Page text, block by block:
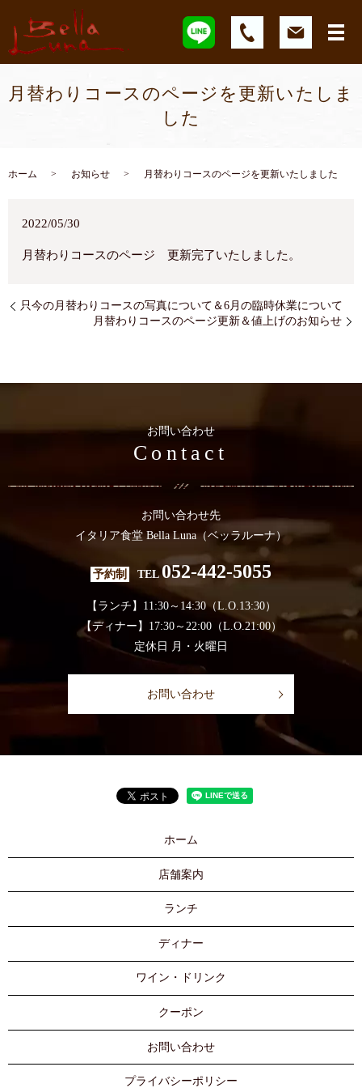
月替わりコースのページを更新いたしま
した
ホーム お知らせ 月替わりコースのページを更新いたしました
2022/05/30
月替わりコースのページ 更新完了いたしました。
只今の月替わりコースの写真について＆6月の臨時休業について
月替わりコースのページ更新＆値上げのお知らせ
お問い合わせ
Contact
お問い合わせ先
イタリア食堂 Bella Luna（ベッラルーナ）
予約制 TEL052-442-5055
【ランチ】11:30～14:30（L.O.13:30）
【ディナー】17:30～22:00（L.O.21:00）
定休日 月・火曜日
お問い合わせ
ホーム
店舗案内
ランチ
ディナー
ワイン・ドリンク
クーポン
お問い合わせ
プライバシーポリシー